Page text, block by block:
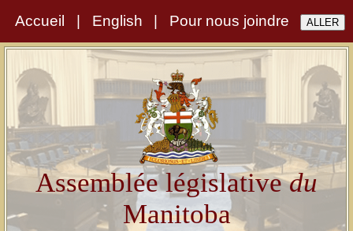
Accueil English Pour nous joindre
Assemblée législativedu
Manitoba